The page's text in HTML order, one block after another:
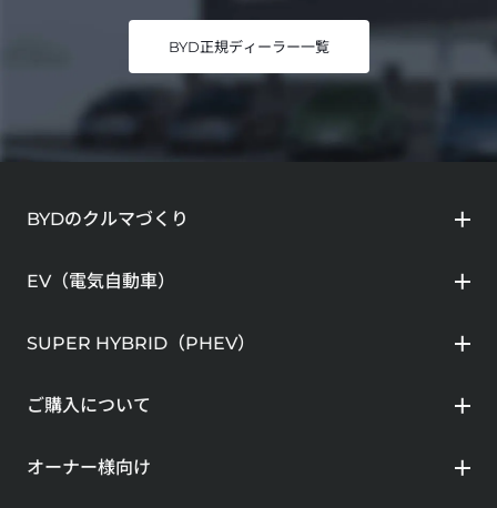
BYD正規ディーラー一覧
BYDのクルマづくり
EV（電気自動車）
SUPER HYBRID（PHEV）
ご購入について
オーナー様向け